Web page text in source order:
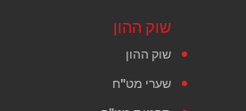
שוק ההון
שוק ההון
שערי מט"ח